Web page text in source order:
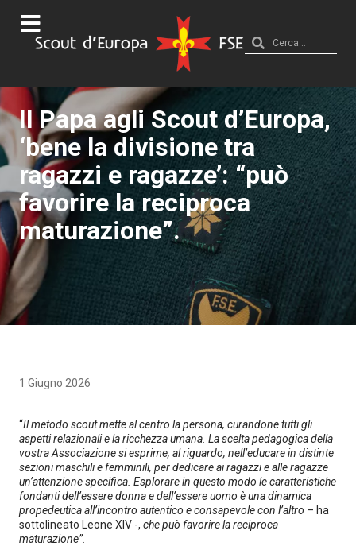
Il Papa agli Scout d’Europa,
‘bene la divisione tra
ragazzi e ragazze’: “può
favorire la reciproca
maturazione”.
1 Giugno 2026
“Il metodo scout mette al centro la persona, curandone tutti gli
aspetti relazionali e la ricchezza umana. La scelta pedagogica della
vostra Associazione si esprime, al riguardo, nell’educare in distinte
sezioni maschili e femminili, per dedicare ai ragazzi e alle ragazze
un’attenzione specifica. Esplorare in questo modo le caratteristiche
fondanti dell’essere donna e dell’essere uomo è una dinamica
propedeutica all’incontro autentico e consapevole con l’altro – ha
sottolineato Leone XIV -, che può favorire la reciproca
maturazione”.